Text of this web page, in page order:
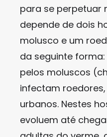
para se perpetuar
depende de dois
molusco e um
da seguinte
pelos moluscos
infectam
urbanos. Nestes
evoluem até